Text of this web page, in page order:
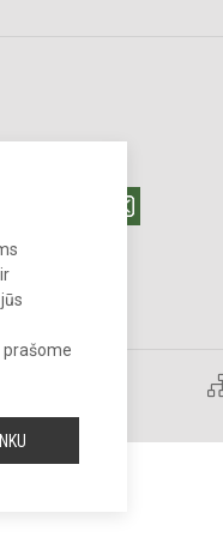
prašome